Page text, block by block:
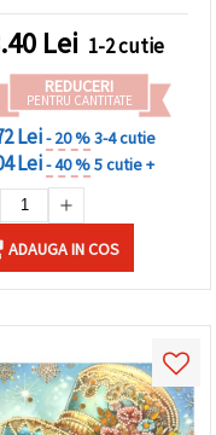
ramă elegantă –
XQYX86077
Lei 1-2 cutie
REDUCERI
PENTRU CANTITATE
Lei- 20 %3-4 cutie
Lei- 40 %5 cutie +
ADAUGA IN COS